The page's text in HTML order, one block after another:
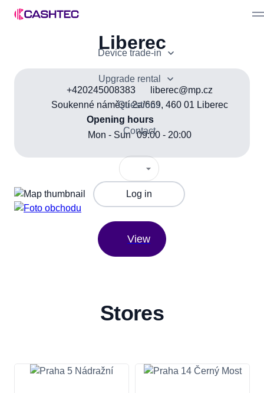
Device trade-in
Bonuses
Partner Programme
How it works
Upgrade rental
Device offer
Advantages
For business
How it works
Questions
Contact
Log in
Liberec
+420245008383
liberec@mp.cz
Soukenné náměstí 2a/669, 460 01 Liberec
Opening hours
Mon - Sun 09:00 - 20:00
View
Stores